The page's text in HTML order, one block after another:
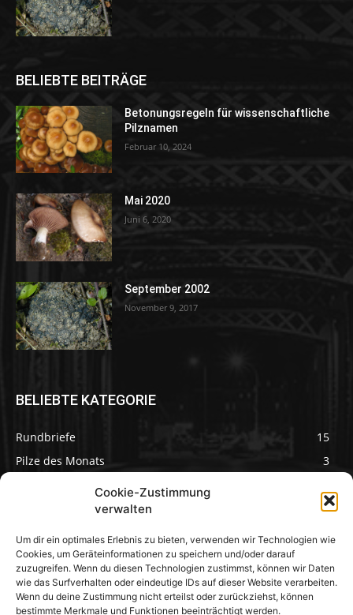
Cookie-Zustimmung
verwalten
Um dir ein optimales Erlebnis zu bieten, verwenden wir Technologien wie
Cookies, um Geräteinformationen zu speichern und/oder darauf
zuzugreifen. Wenn du diesen Technologien zustimmst, können wir Daten
wie das Surfverhalten oder eindeutige IDs auf dieser Website verarbeiten.
Wenn du deine Zustimmung nicht erteilst oder zurückziehst, können
bestimmte Merkmale und Funktionen beeinträchtigt werden.
BELIEBTE BEITRÄGE
Betonungsregeln für wissenschaftliche
Pilznamen
Februar 10, 2024
Mai 2020
Juni 6, 2020
September 2002
November 9, 2017
BELIEBTE KATEGORIE
Rundbriefe
15
Pilze des Monats
3
Pilzseite
Seltene Pilze aus
Mainfranken und
Deutschland